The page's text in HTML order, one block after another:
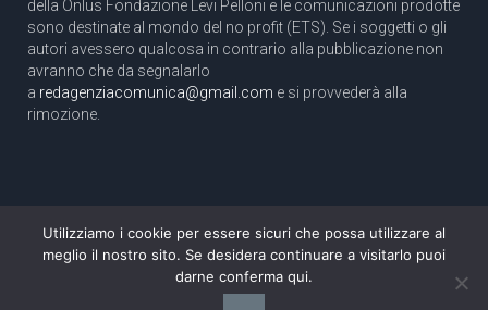
della Onlus Fondazione Levi Pelloni e le comunicazioni prodotte
sono destinate al mondo del no profit (ETS). Se i soggetti o gli
autori avessero qualcosa in contrario alla pubblicazione non
avranno che da segnalarlo
a redagenziacomunica@gmail.com e si provvederà alla
rimozione.
Copyright 2003 com.unica - Tutti i diritti riservati
Aut. Tribunale di Roma N. 466/2003 dell'11/11/2003
Direttore responsabile: Pino Pelloni [direttore@agenziacomunica.net]
Utilizziamo i cookie per essere sicuri che possa utilizzare al
meglio il nostro sito. Se desidera continuare a visitarlo puoi
darne conferma qui.